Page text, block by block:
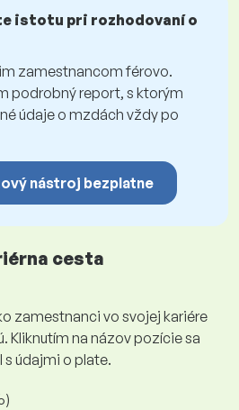
istotu pri rozhodovaní o
zamestnancom férovo.
podrobný report, s ktorým
údaje o mzdách vždy po
nástroj bezplatne
cesta
zamestnanci vo svojej kariére
Kliknutím na názov pozície sa
údajmi o plate.